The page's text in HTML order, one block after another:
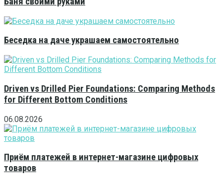
Беседка на даче украшаем самостоятельно
Driven vs Drilled Pier Foundations: Comparing Methods
for Different Bottom Conditions
06.08.2026
Приём платежей в интернет-магазине цифровых
товаров